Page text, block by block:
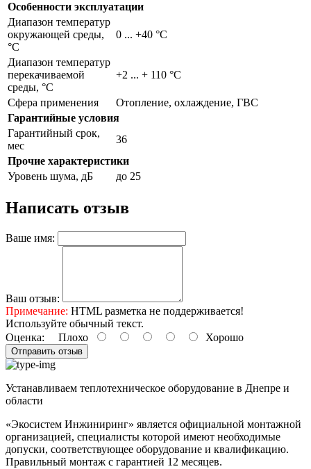
Особенности эксплуатации
Диапазон температур
окружающей среды,
°С
0 ... +40 °C
Диапазон температур
перекачиваемой
среды, °С
+2 ... + 110 °C
Сфера применения
Отопление, охлаждение, ГВС
Гарантийные условия
Гарантийный срок,
мес
36
Прочие характеристики
Уровень шума, дБ
до 25
Написать отзыв
Ваше имя:
Ваш отзыв:
Примечание: HTML разметка не поддерживается!
Используйте обычный текст.
Оценка: Плохо Хорошо
Отправить отзыв
Устанавливаем теплотехническое оборудование в Днепре и
области
«Экосистем Инжиниринг» является официальной монтажной
организацией, специалисты которой имеют необходимые
допуски, соответствующее оборудование и квалификацию.
Правильный монтаж с гарантией 12 месяцев.